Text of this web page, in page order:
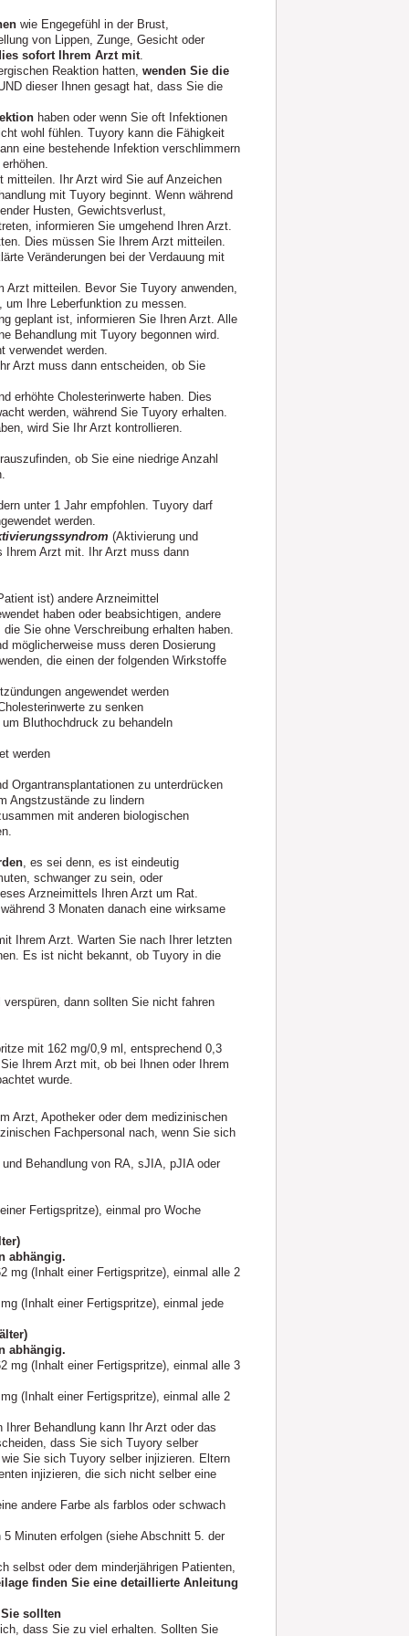
wie Engegefühl in der Brust,
von Lippen, Zunge, Gesicht oder
sofort Ihrem Arzt mit.
Reaktion hatten, wenden Sie die
dieser Ihnen gesagt hat, dass Sie die
haben oder wenn Sie oft Infektionen
wohl fühlen. Tuyory kann die Fähigkeit
eine bestehende Infektion verschlimmern
Ihr Arzt wird Sie auf Anzeichen
mit Tuyory beginnt. Wenn während
Husten, Gewichtsverlust,
informieren Sie umgehend Ihren Arzt.
Dies müssen Sie Ihrem Arzt mitteilen.
Veränderungen bei der Verdauung mit
Arzt mitteilen. Bevor Sie Tuyory anwenden,
um Ihre Leberfunktion zu messen.
geplant ist, informieren Sie Ihren Arzt. Alle
Behandlung mit Tuyory begonnen wird.
verwendet werden.
Arzt muss dann entscheiden, ob Sie
erhöhte Cholesterinwerte haben. Dies
werden, während Sie Tuyory erhalten.
wird Sie Ihr Arzt kontrollieren.
ob Sie eine niedrige Anzahl
unter 1 Jahr empfohlen. Tuyory darf
werden.
(Aktivierung und
Ihrem Arzt mit. Ihr Arzt muss dann
ist) andere Arzneimittel
haben oder beabsichtigen, andere
Sie ohne Verschreibung erhalten haben.
möglicherweise muss deren Dosierung
die einen der folgenden Wirkstoffe
angewendet werden
zu senken
Bluthochdruck zu behandeln
werden
Organtransplantationen zu unterdrücken
Angstzustände zu lindern
mit anderen biologischen
, es sei denn, es ist eindeutig
schwanger zu sein, oder
Arzneimittels Ihren Arzt um Rat.
3 Monaten danach eine wirksame
Ihrem Arzt. Warten Sie nach Ihrer letzten
Es ist nicht bekannt, ob Tuyory in die
dann sollten Sie nicht fahren
mit 162 mg/0,9 ml, entsprechend 0,3
Ihrem Arzt mit, ob bei Ihnen oder Ihrem
wurde.
Arzt, Apotheker oder dem medizinischen
Fachpersonal nach, wenn Sie sich
Behandlung von RA, sJIA, pJIA oder
Fertigspritze), einmal pro Woche
abhängig.
mg (Inhalt einer Fertigspritze), einmal alle 2
(Inhalt einer Fertigspritze), einmal jede
abhängig.
mg (Inhalt einer Fertigspritze), einmal alle 3
(Inhalt einer Fertigspritze), einmal alle 2
Ihrer Behandlung kann Ihr Arzt oder das
dass Sie sich Tuyory selber
Sie sich Tuyory selber injizieren. Eltern
injizieren, die sich nicht selber eine
andere Farbe als farblos oder schwach
Minuten erfolgen (siehe Abschnitt 5. der
selbst oder dem minderjährigen Patienten,
finden Sie eine detaillierte Anleitung
sollten
dass Sie zu viel erhalten. Sollten Sie